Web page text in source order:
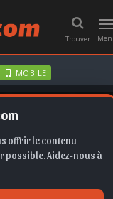
offrir le contenu
possible. Aidez-nous à
Trouver
MOBILE